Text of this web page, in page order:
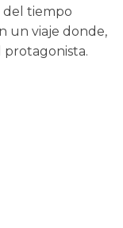
del tiempo
un viaje donde,
protagonista.